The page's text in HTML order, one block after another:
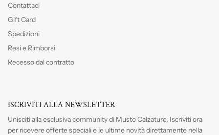
Contattaci
Gift Card
Spedizioni
Resi e Rimborsi
Recesso dal contratto
ISCRIVITI ALLA NEWSLETTER
Unisciti alla esclusiva community di Musto Calzature. Iscrivitiora
per ricevere offerte speciali e le ultime novità direttamente nella